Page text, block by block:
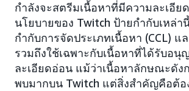
กำลังจะสตรีมเนื้อหาที่มีความละเอีย
นโยบายของ Twitch ป้ายกำกับเหล่า
กำกับการจัดประเภทเนื้อหา (CCL) แ
รวมถึงใช้เฉพาะกับเนื้อหาที่ได้รับอ
ละเอียดอ่อน แม้ว่าเนื้อหาลักษณะดัง
พบมากบน Twitch แต่สิ่งสำคัญคือต้อ